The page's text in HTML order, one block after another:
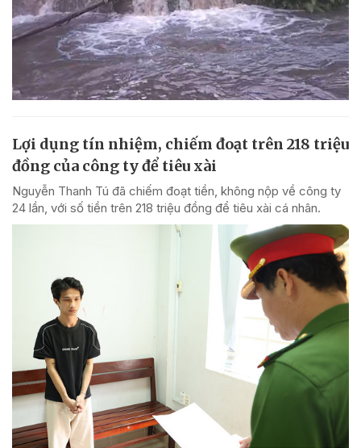
Lợi dụng tín nhiệm, chiếm đoạt trên 218 triệu
đồng của công ty để tiêu xài
Nguyễn Thanh Tú đã chiếm đoạt tiền, không nộp về công ty
24 lần, với số tiền trên 218 triệu đồng để tiêu xài cá nhân.